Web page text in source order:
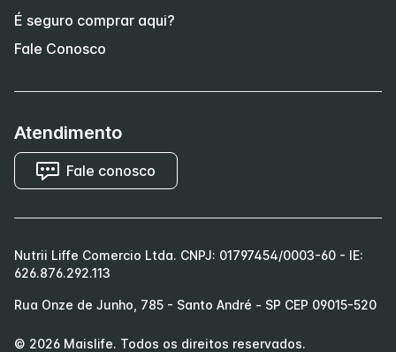
É seguro comprar aqui?
Fale Conosco
Atendimento
Fale conosco
Nutrii Liffe Comercio Ltda. CNPJ: 01797454/0003-60 - IE:
626.876.292.113
Rua Onze de Junho, 785 - Santo André - SP CEP 09015-520
© 2026 Maislife. Todos os direitos reservados.